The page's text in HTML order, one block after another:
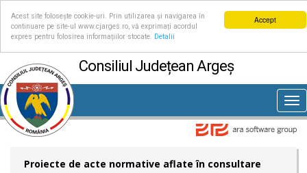
Accept
Acest site folosește cookie-uri. Prin utilizarea și navigarea în
continuare pe site-ul www.cjarges.ro, vă exprimați acordul
expres pentru folosirea informațiilor stocate.
Detalii
Consiliul Județean Argeș
Proiecte de acte normative aflate în consultare